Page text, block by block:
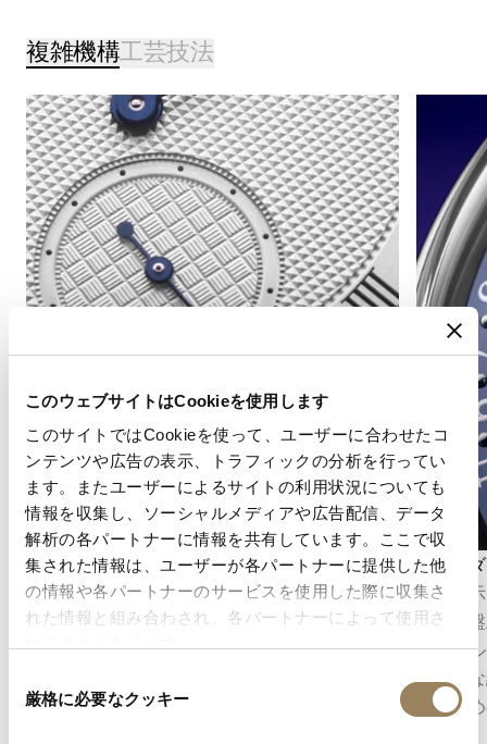
このウェブサイトはCookieを使用します
このサイトではCookieを使って、ユーザーに合わせたコ
ンテンツや広告の表示、トラフィックの分析を行ってい
ます。またユーザーによるサイトの利用状況についても
情報を収集し、ソーシャルメディアや広告配信、データ
解析の各パートナーに情報を共有しています。ここで収
集された情報は、ユーザーが各パートナーに提供した他
の情報や各パートナーのサービスを使用した際に収集さ
れた情報と組み合わされ、各パートナーによって使用さ
厳格に必要なクッキー
複雑機構工芸技法
秒表示
秒表示は、時の流れを正確に把握することを可
能にします。ムーブメントの構造に応じて、セ
ンターセコンドとして表示される場合もあれ
ターのスモールセコンドとして表示される場合
カレン
日付表
て文字
シンプ
の精密
するた